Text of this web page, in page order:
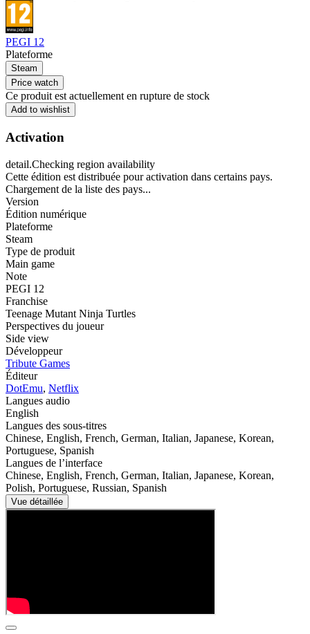
PEGI 12
Plateforme
Steam
Price watch
Ce produit est actuellement en rupture de stock
Add to wishlist
Activation
detail.Checking region availability
Cette édition est distribuée pour activation dans certains pays.
Chargement de la liste des pays...
Version
Édition numérique
Plateforme
Steam
Type de produit
Main game
Note
PEGI 12
Franchise
Teenage Mutant Ninja Turtles
Perspectives du joueur
Side view
Développeur
Tribute Games
Éditeur
DotEmu, Netflix
Langues audio
English
Langues des sous-titres
Chinese, English, French, German, Italian, Japanese, Korean,
Portuguese, Spanish
Langues de l’interface
Chinese, English, French, German, Italian, Japanese, Korean,
Polish, Portuguese, Russian, Spanish
Vue détaillée